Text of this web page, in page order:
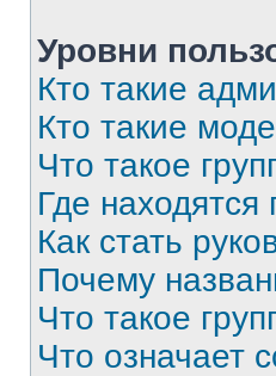
Уровни
Кто такие
Кто такие
Что такое
Где находятся
Как стать
Почему
Что такое
Что означает